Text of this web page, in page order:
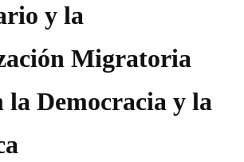
y la
Migratoria
la Democracia y la